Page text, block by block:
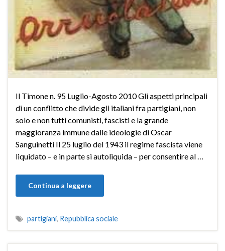
Il Timone n. 95 Luglio-Agosto 2010 Gli aspetti principali
di un conflitto che divide gli italiani fra partigiani, non
solo e non tutti comunisti, fascisti e la grande
maggioranza immune dalle ideologie di Oscar
Sanguinetti Il 25 luglio del 1943 il regime fascista viene
liquidato – e in parte si autoliquida – per consentire al …
Continua a leggere
partigiani, Repubblica sociale